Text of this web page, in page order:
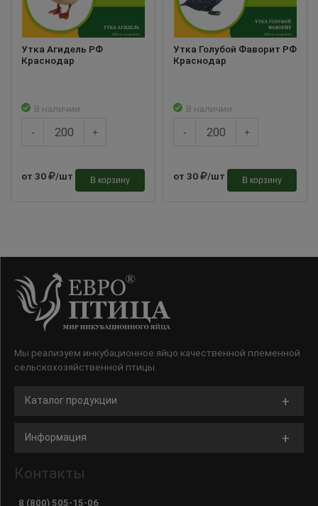
Утка Агидель РФ
Краснодар
В наличии
- +
от 30 /шт В корзину
Утка Голубой Фаворит РФ
Краснодар
В наличии
- +
от 30 /шт В корзину
Мы реализуем инкубационное яйцо качественной племенной
сельскохозяйственной птицы.
Каталог продукции
Информация
Контакты
8 (800) 505-15-06